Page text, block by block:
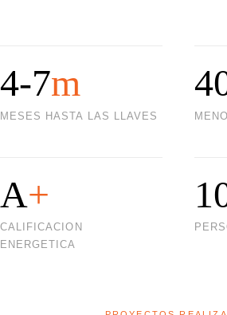
4-7m
MESES HASTA LAS LLAVES
A+
CALIFICACION
ENERGETICA